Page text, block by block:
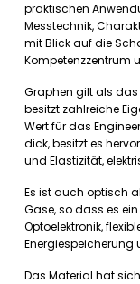
praktischen
Messtechnik,
mit Blick auf die
Kompetenzzentrum
Graphen gilt als das
besitzt zahlreiche
Wert für das
dick, besitzt es
und Elastizität,
Es ist auch optisch
Gase, so dass es
Optoelektronik,
Energiespeicherung
Das Material hat